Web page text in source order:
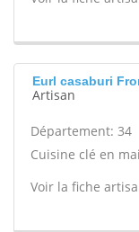
Eurl casaburi
Artisan
Département: 34
Cuisine clé en
Voir la fiche